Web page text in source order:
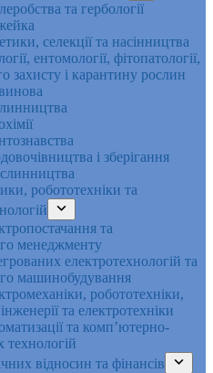
та гербології
селекції та насінництва
ентомології, фітопатології,
захисту і карантину рослин
і зберігання
робототехніки та
та
менеджменту
електротехнологій та
машинобудування
робототехніки,
та електротехніки
та комп’ютерно-
технологій
відносин та фінансів